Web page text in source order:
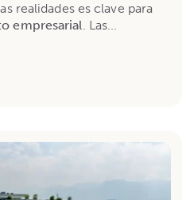
realidades es clave para
empresarial. Las...